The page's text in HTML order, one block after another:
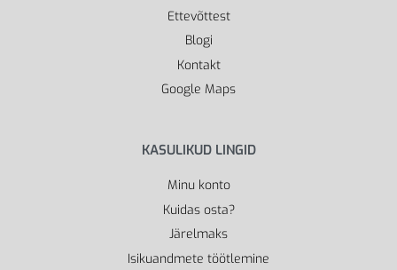
Ettevõttest
Blogi
Kontakt
Google Maps
KASULIKUD LINGID
Minu konto
Kuidas osta?
Järelmaks
Isikuandmete töötlemine